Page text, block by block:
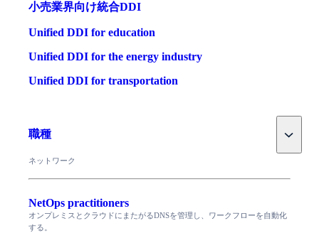
小売業界向け統合DDI
Unified DDI for education
Unified DDI for the energy industry
Unified DDI for transportation
職種
ネットワーク
NetOps practitioners
オンプレミスとクラウドにまたがるDNSを管理し、ワークフローを自動化
する。